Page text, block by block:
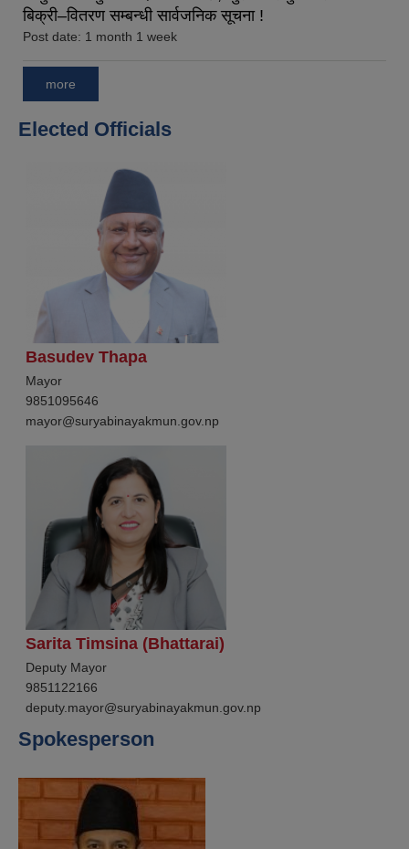
बिक्री–वितरण सम्बन्धी सार्वजनिक सूचना !
Post date: 1 month 1 week
more
Elected Officials
Basudev Thapa
Mayor
9851095646
mayor@suryabinayakmun.gov.np
Sarita Timsina (Bhattarai)
Deputy Mayor
9851122166
deputy.mayor@suryabinayakmun.gov.np
Spokesperson